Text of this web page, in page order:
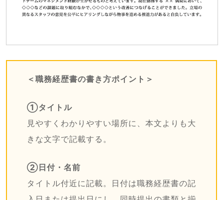
＜職務経歴書の書き方ポイント＞
①タイトル
見やすくわかりやすい場所に、本文よりも大
きな文字で記載する。
②日付・名前
タイトル付近に記載。日付は職務経歴書の記